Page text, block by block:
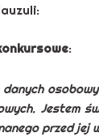
:
Jestem
przed jej